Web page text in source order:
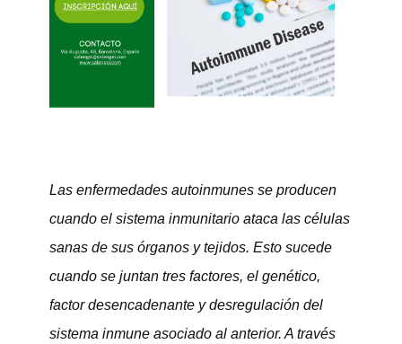
Las enfermedades autoinmunes se producen
cuando el sistema inmunitario ataca las células
sanas de sus órganos y tejidos. Esto sucede
cuando se juntan tres factores, el genético,
factor desencadenante y desregulación del
sistema inmune asociado al anterior. A través